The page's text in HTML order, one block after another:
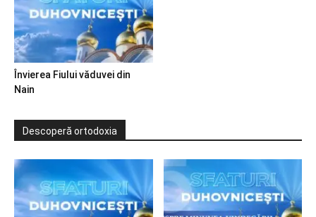
Învierea Fiului văduvei din
Nain
Descoperă ortodoxia